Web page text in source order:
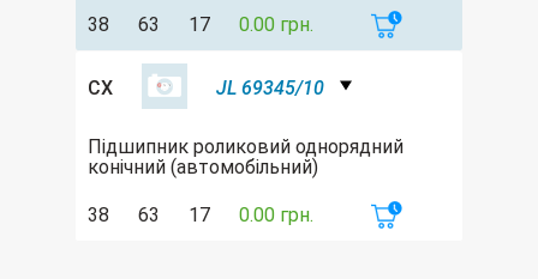
38 63 17 0.00 грн.
CX JL 69345/10
Підшипник роликовий однорядний
конічний (автомобільний)
38 63 17 0.00 грн.